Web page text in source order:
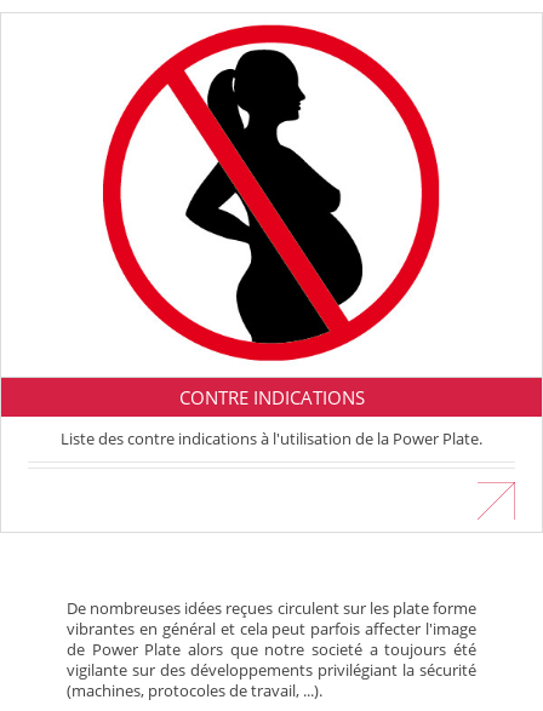
CONTRE INDICATIONS
Liste des contre indications à l'utilisation de la Power Plate.
De nombreuses idées reçues circulent sur les plate forme
vibrantes en général et cela peut parfois affecter l'image
de Power Plate alors que notre societé a toujours été
vigilante sur des développements privilégiant la sécurité
(machines, protocoles de travail, ...).